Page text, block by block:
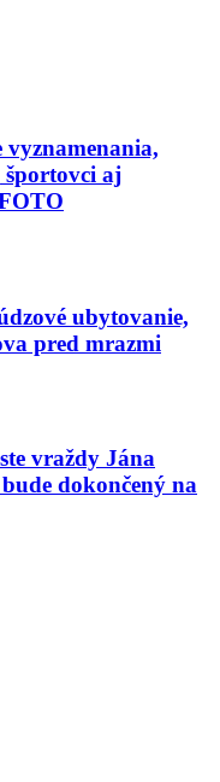
vyznamenania,
športovci aj
ubytovanie,
pred mrazmi
vraždy Jána
dokončený na